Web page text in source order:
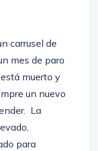
carrusel de
mes de paro
muerto y
un nuevo
La
para